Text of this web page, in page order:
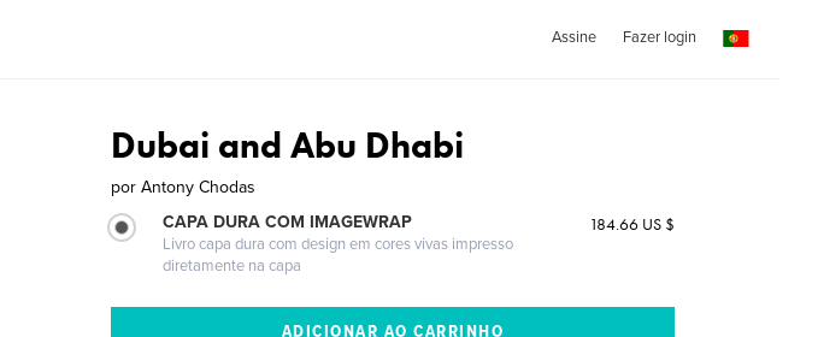
Assine Fazer login
Dubai and Abu Dhabi
por Antony Chodas
CAPA DURA COM IMAGEWRAP
Livro capa dura com design em cores vivas impresso
diretamente na capa
184.66 US $